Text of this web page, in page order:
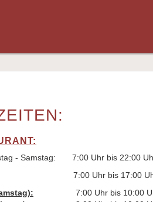
- Samstag: 7:00 Uhr bis 22:00
7:00 Uhr bis 17:00
7:00 Uhr bis 10:00